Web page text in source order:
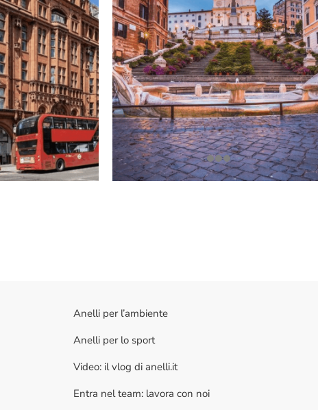
Anelli per l’ambiente
Anelli per lo sport
Video: il vlog di anelli.it
Entra nel team: lavora con noi